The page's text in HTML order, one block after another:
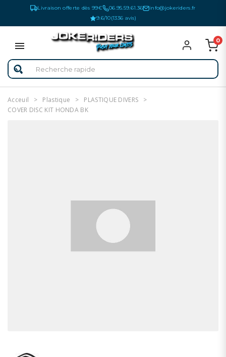
Livraison offerte dès 99€ 06.95.59.61.36
info@jokeriders.fr
9.6/10(1336 avis)
0
Acceuil Plastique
PLASTIQUE DIVERS
COVER DISC KIT HONDA BK